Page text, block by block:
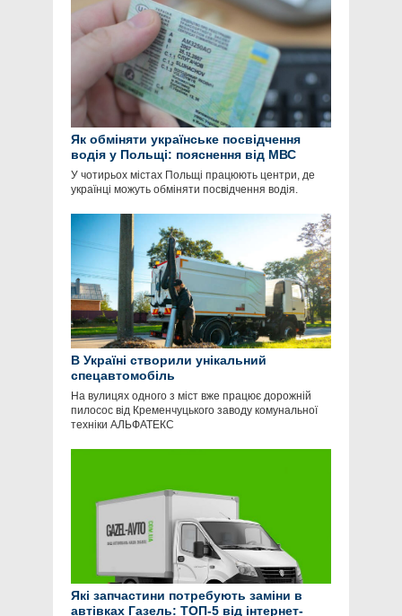
Як обміняти українське посвідчення
водія у Польщі: пояснення від МВС
У чотирьох містах Польщі працюють центри, де
українці можуть обміняти посвідчення водія.
В Україні створили унікальний
спецавтомобіль
На вулицях одного з міст вже працює дорожній
пилосос від Кременчуцького заводу комунальної
техніки АЛЬФАТЕКС
Які запчастини потребують заміни в
автівках Газель: ТОП-5 від інтернет-